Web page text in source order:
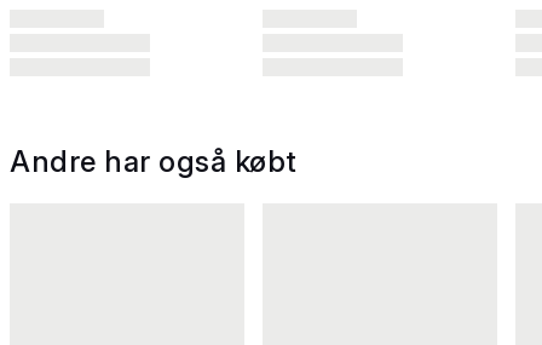
Andre har også købt